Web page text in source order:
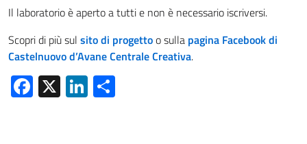
Il laboratorio è aperto a tutti e non è necessario iscriversi.
Scopri di più sul sito di progettoo sulla pagina Facebook di
Castelnuovo d’Avane Centrale Creativa.
Facebook
X LinkedIn